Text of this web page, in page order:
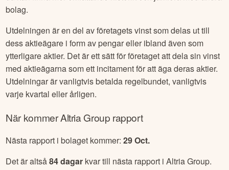
bolag.
Utdelningen är en del av företagets vinst som delas ut till
dess aktieägare i form av pengar eller ibland även som
ytterligare aktier. Det är ett sätt för företaget att dela sin vinst
med aktieägarna som ett incitament för att äga deras aktier.
Utdelningar är vanligtvis betalda regelbundet, vanligtvis
varje kvartal eller årligen.
När kommerAltria Group rapport
Nästa rapport i bolaget kommer:29 Oct.
Det är altså84dagar kvar till nästa rapport iAltria Group.